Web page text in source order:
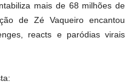
mais de 68 milhões de
de Zé Vaqueiro encantou
reacts e paródias virais